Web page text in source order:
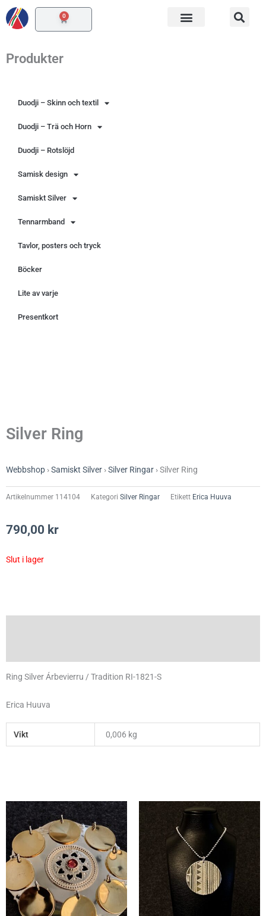
Hoppa
till
0
Varukorg
Produkter
Duodji – Skinn och textil
Duodji – Trä och Horn
Duodji – Rotslöjd
Samisk design
Samiskt Silver
Tennarmband
Tavlor, posters och tryck
Böcker
Lite av varje
Presentkort
Silver Ring
Webbshop ›Samiskt Silver ›Silver Ringar ›Silver Ring
Artikelnummer 114104 Kategori Silver Ringar Etikett Erica Huuva
790,00 kr
Slut i lager
Ring Silver Árbevierru / Tradition RI-1821-S
Erica Huuva
Vikt 0,006 kg